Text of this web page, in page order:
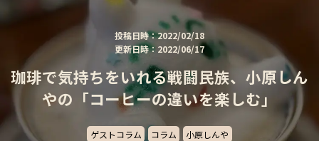
投稿日時：2022/02/18
更新日時：2022/06/17
珈琲で気持ちをいれる戦闘民族、小原しん
やの「コーヒーの違いを楽しむ」
ゲストコラム コラム 小原しんや